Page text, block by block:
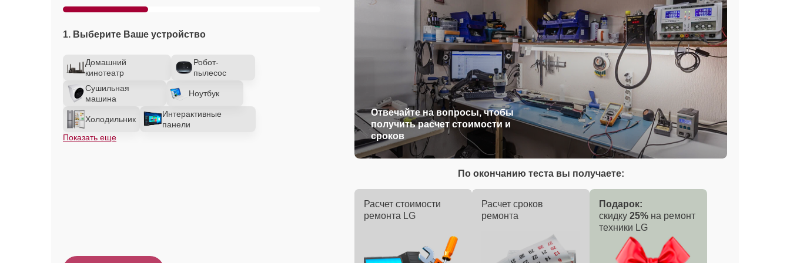
1. Выберите Ваше устройство
Домашний
кинотеатр
Робот-
пылесос
Сушильная
машина
Ноутбук
Холодильник
Интерактивные
панели
Показать еще
Отвечайте на вопросы, чтобы
получить расчет стоимости и
сроков
По окончанию теста вы получаете:
Расчет стоимости
ремонта LG
Расчет сроков
ремонта
Подарок:
скидку 25% на ремонт
техники LG